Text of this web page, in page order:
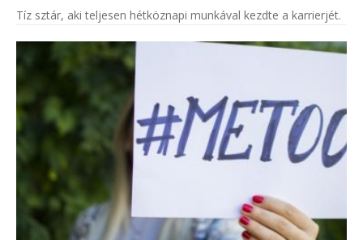
Tíz sztár, aki teljesen hétköznapi munkával kezdte a karrierjét.